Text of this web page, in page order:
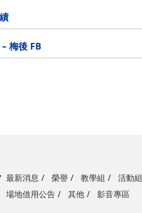
梅後 FB
最新消息 榮譽 教學組 活動組
場地借用公告
其他 影音專區